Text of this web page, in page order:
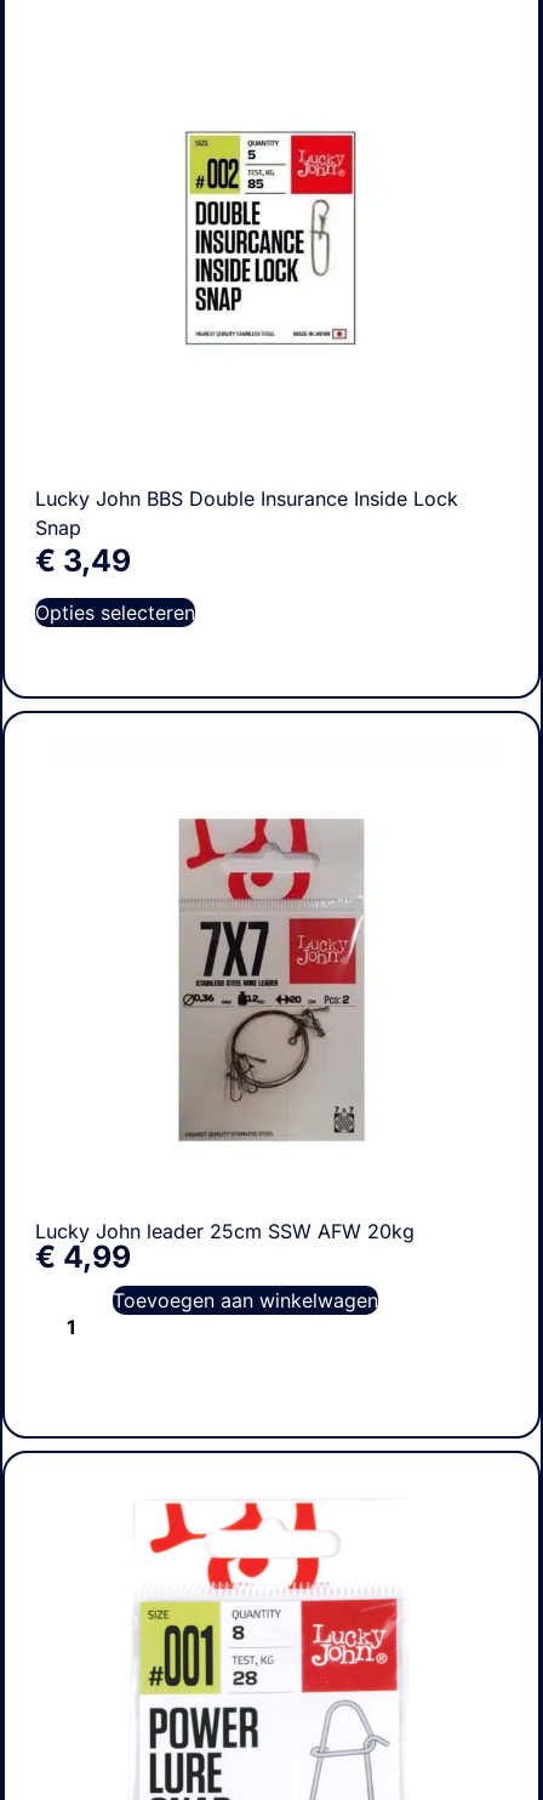
Lucky John BBS Double Insurance Inside Lock
Snap
€ 3,49
Opties selecteren
Lucky John leader 25cm SSW AFW 20kg
€ 4,99
Toevoegen aan winkelwagen